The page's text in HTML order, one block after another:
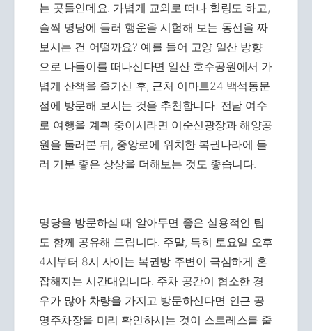
는 곳들인데요. 가볍게 교외로 떠나 힐링도 하고,
슬쩍 명당에 들러 행운을 시험해 보는 동선을 짜
보시는 건 어떨까요? 예를 들어 고양 일산 방향
으로 나들이를 떠나신다면 일산 호수공원에서 가
볍게 산책을 즐기신 후, 근처 이마트24 백석동문
점에 방문해 보시는 것을 추천합니다. 전남 여수
로 여행을 계획 중이시라면 이순신광장과 해양공
원을 둘러본 뒤, 중앙로에 위치한 복권나라에 들
러 기분 좋은 상상을 더해보는 것도 좋습니다.
명당을 방문하실 때 알아두면 좋은 실용적인 팁
도 함께 공유해 드립니다. 주말, 특히 토요일 오후
4시부터 8시 사이는 복권방 주변이 극심하게 혼
잡해지는 시간대입니다. 주차 공간이 협소한 경
우가 많아 차량을 가지고 방문하신다면 인근 공
영주차장을 미리 확인하시는 것이 스트레스를 줄